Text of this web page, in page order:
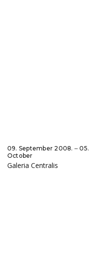
09. September 2008. ‒ 05.
October
Galeria Centralis